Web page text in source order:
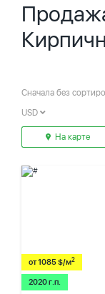
Сначала без
USD
На карте
от 1085 $/м2
2020 г.п.